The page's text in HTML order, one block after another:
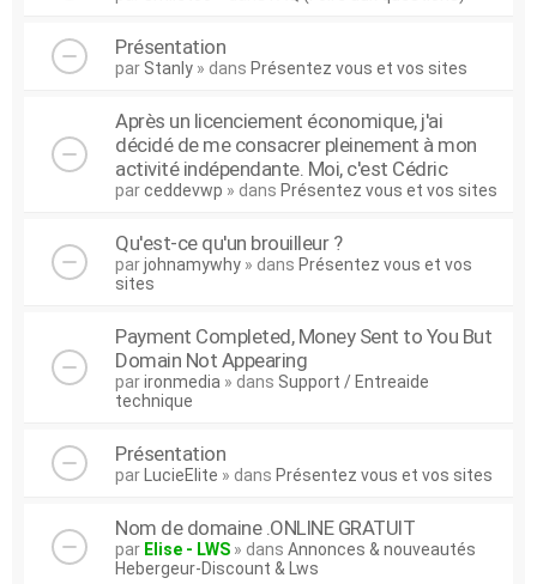
Présentation
par Stanly » dans Présentez vous et vos sites
Après un licenciement économique, j'ai
décidé de me consacrer pleinement à mon
activité indépendante. Moi, c'est Cédric
parceddevwp » dans Présentez vous et vos sites
Qu'est-ce qu'un brouilleur ?
parjohnamywhy » dans Présentez vous et vos
sites
Payment Completed, Money Sent to You But
Domain Not Appearing
parironmedia » dans Support / Entreaide
technique
Présentation
par LucieElite » dans Présentez vous et vos sites
Nom de domaine .ONLINE GRATUIT
par Elise - LWS » dans Annonces & nouveautés
Hebergeur-Discount & Lws